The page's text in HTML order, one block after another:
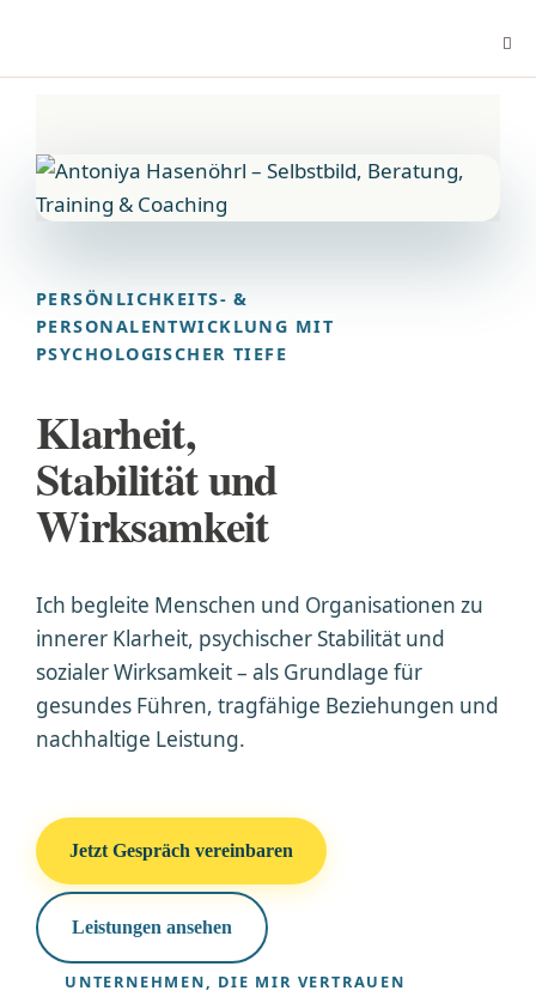
PERSÖNLICHKEITS- &
PERSONALENTWICKLUNG MIT
PSYCHOLOGISCHER TIEFE
Klarheit,
Stabilität und
Wirksamkeit
Ich begleite Menschen und Organisationen zu
innerer Klarheit, psychischer Stabilität und
sozialer Wirksamkeit – als Grundlage für
gesundes Führen, tragfähige Beziehungen und
nachhaltige Leistung.
Jetzt Gespräch vereinbaren
Leistungen ansehen
UNTERNEHMEN, DIE MIR VERTRAUEN